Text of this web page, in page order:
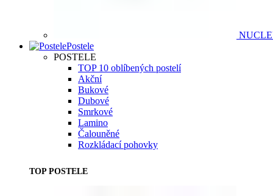
Postele
POSTELE
TOP 10 oblíbených postelí
Akční
Bukové
Dubové
Smrkové
Lamino
Čalouněné
Rozkládací pohovky
TOP POSTELE